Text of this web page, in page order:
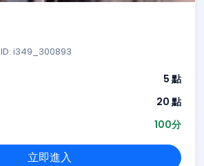
ID: i349_300893
5 點
20 點
100分
立即進入